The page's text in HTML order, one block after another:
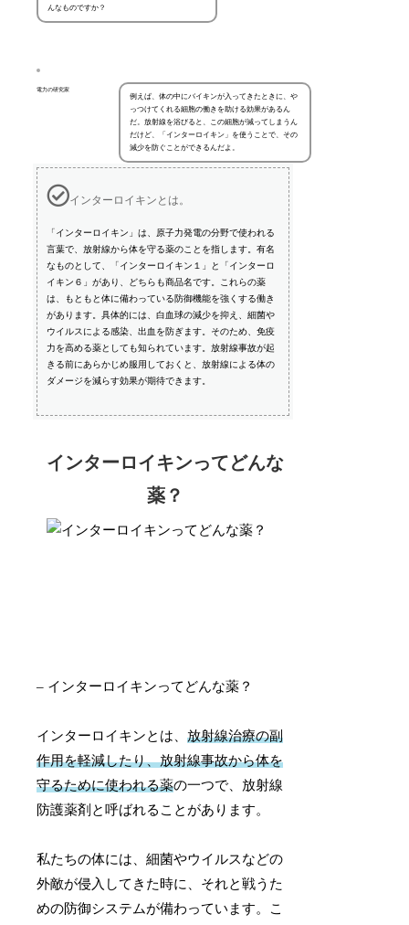
んなものですか？
電力の研究家
例えば、体の中にバイキンが入ってきたときに、や
っつけてくれる細胞の働きを助ける効果があるん
だ。放射線を浴びると、この細胞が減ってしまうん
だけど、「インターロイキン」を使うことで、その
減少を防ぐことができるんだよ。
インターロイキンとは。
「インターロイキン」は、原子力発電の分野で使われる
言葉で、放射線から体を守る薬のことを指します。有名
なものとして、「インターロイキン１」と「インターロ
イキン６」があり、どちらも商品名です。これらの薬
は、もともと体に備わっている防御機能を強くする働き
があります。具体的には、白血球の減少を抑え、細菌や
ウイルスによる感染、出血を防ぎます。そのため、免疫
力を高める薬としても知られています。放射線事故が起
きる前にあらかじめ服用しておくと、放射線による体の
ダメージを減らす効果が期待できます。
インターロイキンってどんな
薬？
– インターロイキンってどんな薬？
インターロイキンとは、放射線治療の副
作用を軽減したり、放射線事故から体を
守るために使われる薬の一つで、放射線
防護薬剤と呼ばれることがあります。
私たちの体には、細菌やウイルスなどの
外敵が侵入してきた時に、それと戦うた
めの防御システムが備わっています。こ